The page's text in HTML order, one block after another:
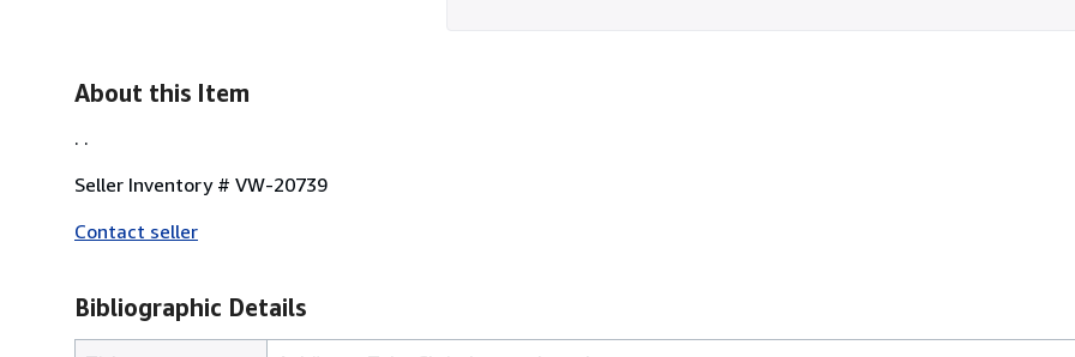
About this Item
. .
Seller Inventory # VW-20739
Contact seller
Bibliographic Details